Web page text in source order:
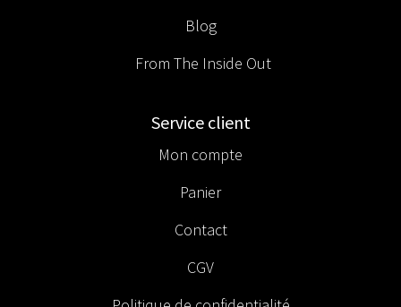
Blog
From The Inside Out
Service client
Mon compte
Panier
Contact
CGV